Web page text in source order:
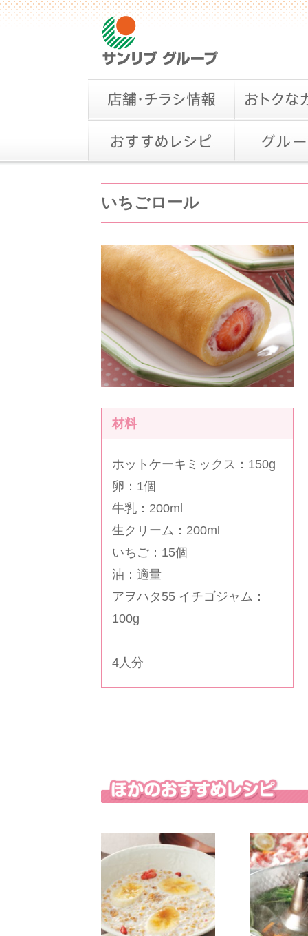
いちごロール
材料
ホットケーキミックス：150g
卵：1個
牛乳：200ml
生クリーム：200ml
いちご：15個
油：適量
アヲハタ55 イチゴジャム ：
100g
4人分